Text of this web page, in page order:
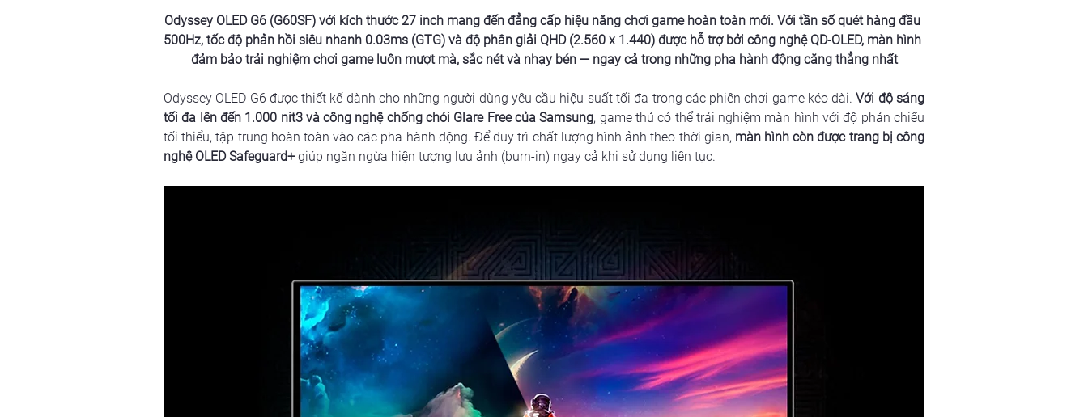
Odyssey OLED G6 (G60SF) với kích thước 27 inch mang đến đẳng cấp hiệu năng chơi game hoàn toàn mới. Với tần số quét hàng đầu
500Hz, tốc độ phản hồi siêu nhanh 0.03ms (GTG) và độ phân giải QHD (2.560 x 1.440) được hỗ trợ bởi công nghệ QD-OLED, màn hình
đảm bảo trải nghiệm chơi game luôn mượt mà, sắc nét và nhạy bén — ngay cả trong những pha hành động căng thẳng nhất
Odyssey OLED G6 được thiết kế dành cho những người dùng yêu cầu hiệu suất tối đa trong các phiên chơi game kéo dài. Với độ sáng
tối đa lên đến 1.000 nit3 và công nghệ chống chói Glare Free của Samsung, game thủ có thể trải nghiệm màn hình với độ phản chiếu
tối thiểu, tập trung hoàn toàn vào các pha hành động. Để duy trì chất lượng hình ảnh theo thời gian, màn hình còn được trang bị công
nghệ OLED Safeguard+ giúp ngăn ngừa hiện tượng lưu ảnh (burn-in) ngay cả khi sử dụng liên tục.